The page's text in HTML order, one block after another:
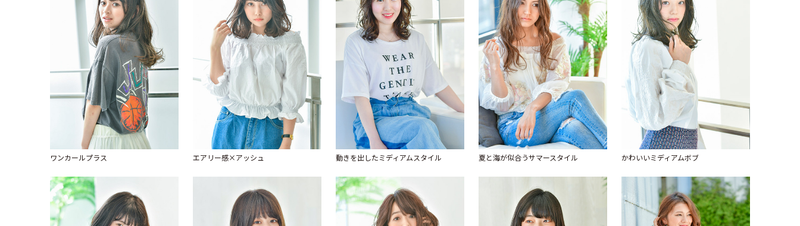
ワンカールプラス エアリー感×アッシュ 動きを出したミディアムスタイル 夏と海が似合うサマースタイル かわいいミディアムボブ